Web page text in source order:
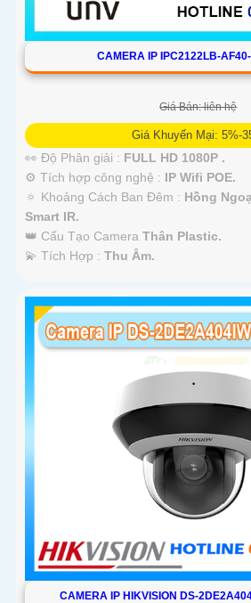
CAMERA IP IPC2122LB-
Giá Bán: liên hệ
Giá Khuyến Mại: 5%-
👀 Độ Phân giải : FULL HD 1080P .
⚙ Tích hợp công nghệ : IP Wifi POE.
🔅 Khoảng Cách Ban Đêm : Hồng
Smart IR.
👑 Cấu Tạo Camera Thân Plastic.
️💫 Tích Hợp : Thu Âm.
CAMERA IP HIKVISION DS-